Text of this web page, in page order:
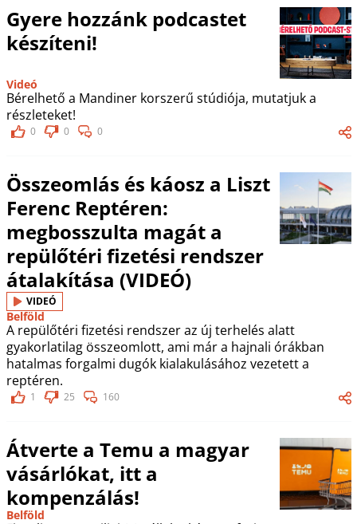
Gyere hozzánk podcastet
készíteni!
Videó
Bérelhető a Mandiner korszerű stúdiója, mutatjuk a
részleteket!
0 0 0
Összeomlás és káosz a Liszt
Ferenc Reptéren:
megbosszulta magát a
repülőtéri fizetési rendszer
átalakítása (VIDEÓ)
VIDEÓ
Belföld
A repülőtéri fizetési rendszer az új terhelés alatt
gyakorlatilag összeomlott, ami már a hajnali órákban
hatalmas forgalmi dugók kialakulásához vezetett a
reptéren.
1 25 160
Átverte a Temu a magyar
vásárlókat, itt a
kompenzálás!
Belföld